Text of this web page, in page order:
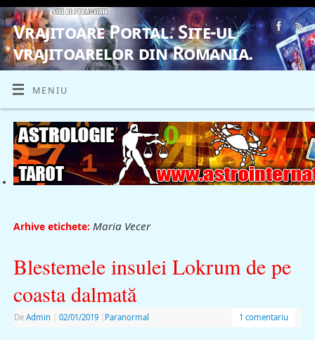
Vrajitoare Portal. Site-ul
vrajitoarelor din Romania.
VRAJITOARE, VRAJITOARELE, VRAJITOARE
MENIU
Arhive etichete: Maria Vecer
Blestemele insulei Lokrum de pe
coasta dalmată
De Admin 02/01/2019 Paranormal 1 comentariu